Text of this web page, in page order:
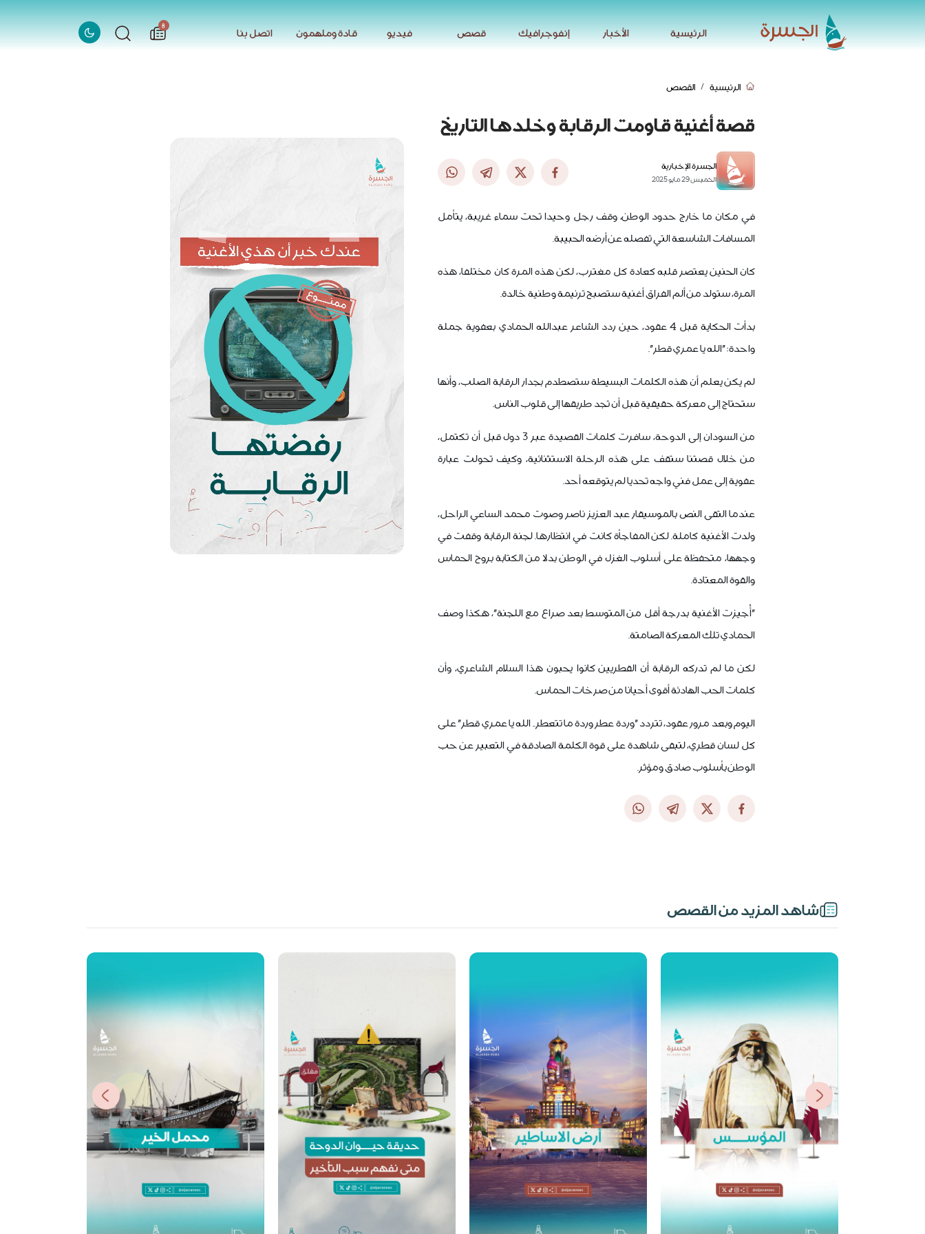
الرئيسية الأخبار إنفوجرافيك قصص فيديو قادة وملهمون اتصل بنا 8الاخبار
الرئيسية القصص
قصة أغنية قاومت الرقابة وخلدها التاريخ
الجسرة الإخبارية
الخميس 29 مايو 2025
في مكان ما خارج حدود الوطن، وقف رجل وحيدا تحت سماء غريبة، يتأمل
المسافات الشاسعة التي تفصله عن أرضه الحبيبة.
كان الحنين يعتصر قلبه كعادة كل مغترب، لكن هذه المرة كان مختلفا، هذه
المرة، ستولد من ألم الفراق أغنية ستصبح ترنيمة وطنية خالدة.
بدأت الحكاية قبل 4 عقود، حين ردد الشاعر عبدالله الحمادي بعفوية جملة
واحدة: "الله يا عمري قطر".
لم يكن يعلم أن هذه الكلمات البسيطة ستصطدم بجدار الرقابة الصلب، وأنها
ستحتاج إلى معركة حقيقية قبل أن تجد طريقها إلى قلوب الناس.
من السودان إلى الدوحة، سافرت كلمات القصيدة عبر 3 دول قبل أن تكتمل،
من خلال قصتنا ستقف على هذه الرحلة الاستثنائية، وكيف تحولت عبارة
عفوية إلى عمل فني واجه تحديا لم يتوقعه أحد.
عندما التقى النص بالموسيقار عبد العزيز ناصر وصوت محمد الساعي الراحل،
ولدت الأغنية كاملة. لكن المفاجأة كانت في انتظارها. لجنة الرقابة وقفت في
وجهها، متحفظة على أسلوب الغزل في الوطن بدلا من الكتابة بروح الحماس
والقوة المعتادة.
"أُجيزت الأغنية بدرجة أقل من المتوسط بعد صراع مع اللجنة"، هكذا وصف
الحمادي تلك المعركة الصامتة.
لكن ما لم تدركه الرقابة أن القطريين كانوا يحبون هذا السلام الشاعري، وأن
كلمات الحب الهادئة أقوى أحيانا من صرخات الحماس.
اليوم وبعد مرور عقود، تتردد "وردة عطر وردة ما تتعطر.. الله يا عمري قطر" على
كل لسان قطري، لتبقى شاهدة على قوة الكلمة الصادقة في التعبير عن حب
الوطن بأسلوب صادق ومؤثر.
شاهد المزيد من القصص